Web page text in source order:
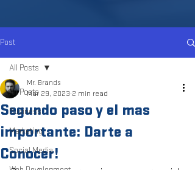
Post
All Posts
Business
Marketing
Social Media
All Posts
Segundo paso y el mas
importante: Darte a
Conocer!
Mr. Brands
Mar 29, 2023 2 min read